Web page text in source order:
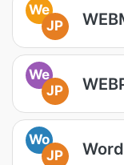
We
JP
We
JP
Wo
JP